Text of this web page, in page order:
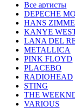
Все артисты
DEPECHE
HANS
KANYE
LANA DEL
METALLICA
PINK FLOYD
PLACEBO
RADIOHEAD
STING
THE
VARIOUS